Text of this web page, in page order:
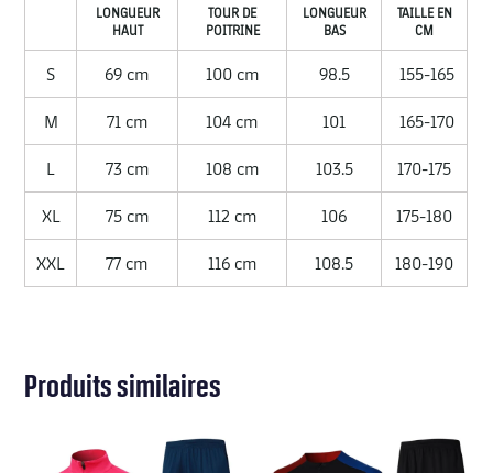
LONGUEUR
HAUT
TOUR DE
POITRINE
LONGUEUR
BAS
TAILLE EN
CM
S 69 cm 100 cm 98.5 155-165
M 71 cm 104 cm 101 165-170
L 73 cm 108 cm 103.5 170-175
XL 75 cm 112 cm 106 175-180
XXL 77 cm 116 cm 108.5 180-190
Produits similaires